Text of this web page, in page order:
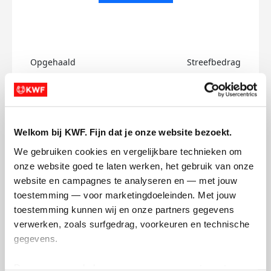
Welkom bij KWF. Fijn dat je onze website bezoekt.
We gebruiken cookies en vergelijkbare technieken om
onze website goed te laten werken, het gebruik van onze
website en campagnes te analyseren en — met jouw
toestemming — voor marketingdoeleinden. Met jouw
toestemming kunnen wij en onze partners gegevens
verwerken, zoals surfgedrag, voorkeuren en technische
gegevens.
Opgehaald Streefbedrag
Chiara's badges